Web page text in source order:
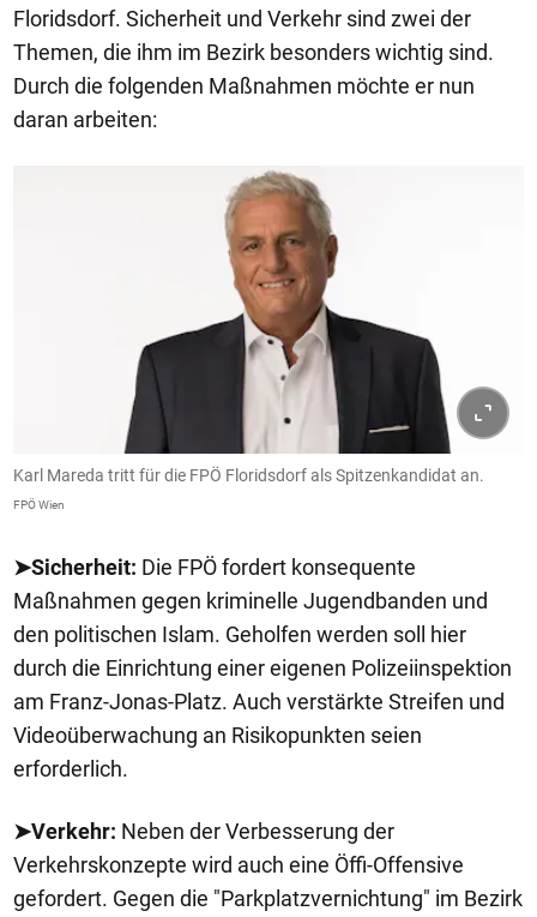
Floridsdorf. Sicherheit und Verkehr sind zwei der
Themen, die ihm im Bezirk besonders wichtig sind.
Durch die folgenden Maßnahmen möchte er nun
daran arbeiten:
Karl Mareda tritt für die FPÖ Floridsdorf als Spitzenkandidat an.
FPÖ Wien
➤Sicherheit: Die FPÖ fordert konsequente
Maßnahmen gegen kriminelle Jugendbanden und
den politischen Islam. Geholfen werden soll hier
durch die Einrichtung einer eigenen Polizeiinspektion
am Franz-Jonas-Platz. Auch verstärkte Streifen und
Videoüberwachung an Risikopunkten seien
erforderlich.
➤Verkehr: Neben der Verbesserung der
Verkehrskonzepte wird auch eine Öffi-Offensive
gefordert. Gegen die "Parkplatzvernichtung" im Bezirk